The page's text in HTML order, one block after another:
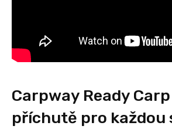
Carpway Ready
příchutě pro každou